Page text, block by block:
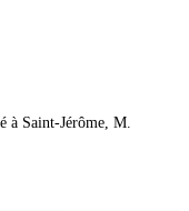
à Saint-Jérôme, M.